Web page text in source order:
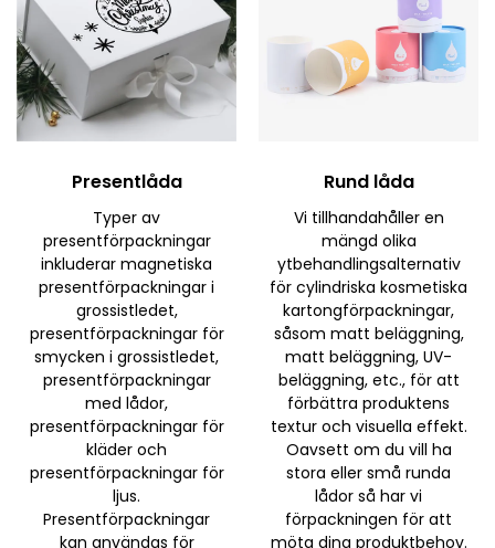
Presentlåda
Typer av
presentförpackningar
inkluderar magnetiska
presentförpackningar i
grossistledet,
presentförpackningar för
smycken i grossistledet,
presentförpackningar
med lådor,
presentförpackningar för
kläder och
presentförpackningar för
ljus.
Presentförpackningar
kan användas för
Rund låda
Vi tillhandahåller en
mängd olika
ytbehandlingsalternativ
för cylindriska kosmetiska
kartongförpackningar,
såsom matt beläggning,
matt beläggning, UV-
beläggning, etc., för att
förbättra produktens
textur och visuella effekt.
Oavsett om du vill ha
stora eller små runda
lådor så har vi
förpackningen för att
möta dina produktbehov.